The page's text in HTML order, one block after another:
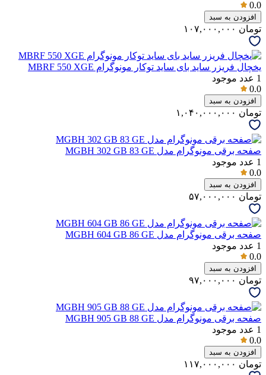
0.0
افزودن به سبد
تومان
یخچال فریزر ساید بای ساید توکار مونوگرام MBRF 550 XGE
1 عدد موجود
0.0
افزودن به سبد
تومان
صفحه برقی مونوگرام مدل MGBH 302 GB 83 GE
1 عدد موجود
0.0
افزودن به سبد
تومان
صفحه برقی مونوگرام مدل MGBH 604 GB 86 GE
1 عدد موجود
0.0
افزودن به سبد
تومان
صفحه برقی مونوگرام مدل MGBH 905 GB 88 GE
1 عدد موجود
0.0
افزودن به سبد
تومان